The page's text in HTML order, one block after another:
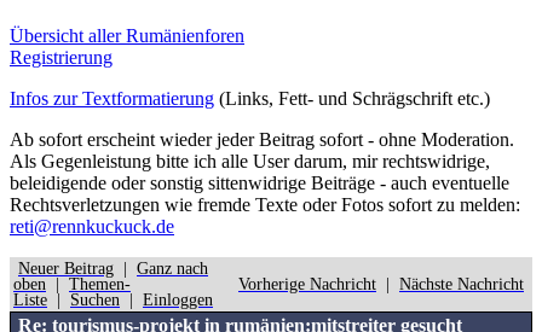
Übersicht aller Rumänienforen
Registrierung
Infos zur Textformatierung (Links, Fett- und Schrägschrift etc.)
Ab sofort erscheint wieder jeder Beitrag sofort - ohne Moderation.
Als Gegenleistung bitte ich alle User darum, mir rechtswidrige,
beleidigende oder sonstig sittenwidrige Beiträge - auch eventuelle
Rechtsverletzungen wie fremde Texte oder Fotos sofort zu melden:
reti@rennkuckuck.de
Neuer Beitrag
Ganz nach
oben
Themen-
Liste
Suchen Einloggen
Vorherige Nachricht Nächste Nachricht
Re: tourismus-projekt in rumänien:mitstreiter gesucht